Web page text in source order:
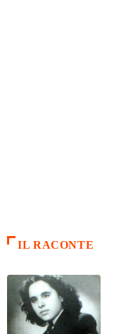
IL RACONTE